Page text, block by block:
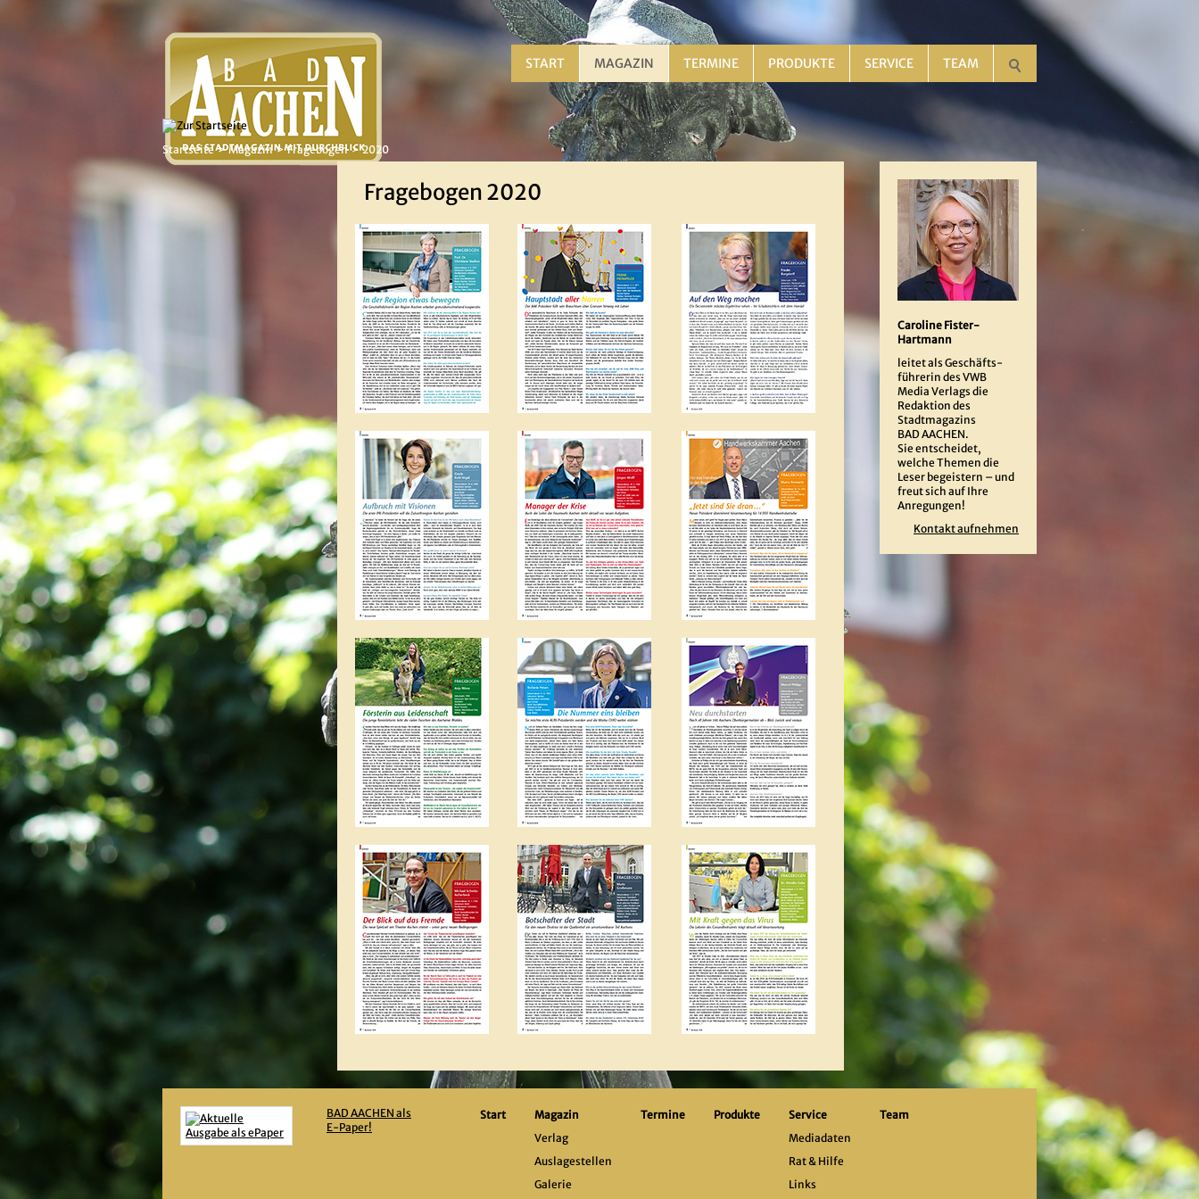
START MAGAZIN TERMINE PRODUKTE SERVICE TEAM
Startseite Magazin Fragebogen 2020
Fragebogen 2020
Caroline Fister-
Hartmann
leitet als Geschäfts-
führerin des VWB
Media Verlags die
Redaktion des
Stadtmagazins
BAD AACHEN.
Sie entscheidet,
welche Themen die
Leser begeistern – und
freut sich auf Ihre
Anregungen!
Kontakt aufnehmen
BAD AACHEN als
E-Paper!
Start
Magazin
Verlag
Auslagestellen
Galerie
Termine Produkte
Service
Mediadaten
Rat & Hilfe
Links
Team